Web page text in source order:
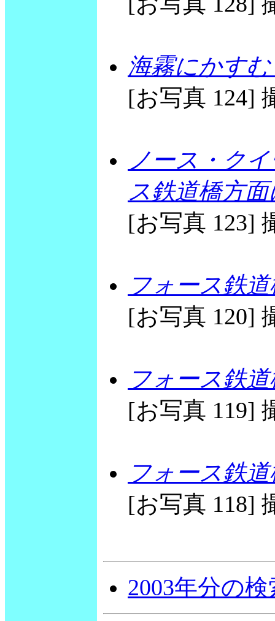
海霧にかす
[お写真 124]
ノース・ク
ス鉄道橋方
[お写真 123]
フォース鉄
[お写真 120]
フォース鉄
[お写真 119]
フォース鉄
[お写真 118]
2003年分の